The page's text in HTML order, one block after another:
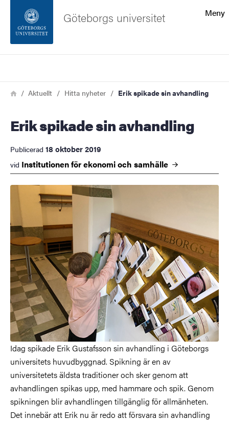
Sidfoten
Meny
Göteborgs universitet
Länkstig
HemAktuellt Hitta nyheter Erik spikade sin avhandling
Erik spikade sin avhandling
Publicerad 18 oktober 2019
vid Institutionen för ekonomi och samhälle
Idag spikade Erik Gustafsson sin avhandling i Göteborgs
universitets huvudbyggnad. Spikning är en av
universitetets äldsta traditioner och sker genom att
avhandlingen spikas upp, med hammare och spik. Genom
spikningen blir avhandlingen tillgänglig för allmänheten.
Det innebär att Erik nu är redo att försvara sin avhandling